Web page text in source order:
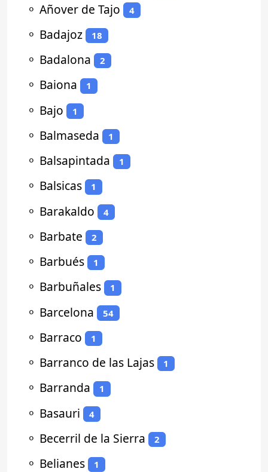
⚬ Añover de Tajo 4
⚬ Badajoz 18
⚬ Badalona 2
⚬ Baiona 1
⚬ Bajo 1
⚬ Balmaseda 1
⚬ Balsapintada 1
⚬ Balsicas 1
⚬ Barakaldo 4
⚬ Barbate 2
⚬ Barbués 1
⚬ Barbuñales 1
⚬ Barcelona 54
⚬ Barraco 1
⚬ Barranco de las Lajas 1
⚬ Barranda 1
⚬ Basauri 4
⚬ Becerril de la Sierra 2
⚬ Belianes 1